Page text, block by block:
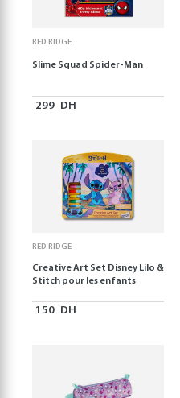
RED RIDGE
Slime Squad Spider-Man
299 DH
RED RIDGE
Creative Art Set Disney Lilo &
Stitch pour les enfants
150 DH